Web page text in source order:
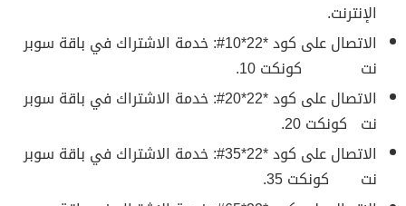
الإنترنت.
الاتصال على كود *22*10#: خدمة الاشتراك في باقة سوبر
نت كونكت 10.
الاتصال على كود *22*20#: خدمة الاشتراك في باقة سوبر
نت كونكت 20.
الاتصال على كود *22*35#: خدمة الاشتراك في باقة سوبر
نت كونكت 35.